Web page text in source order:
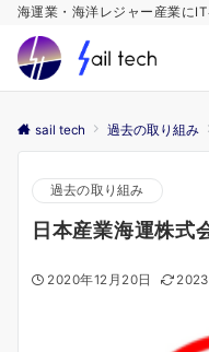
海運業・海洋レジャー産業に
sail tech 過去の取り組み
過去の取り組み
日本産業海運株式
2020年12月20日